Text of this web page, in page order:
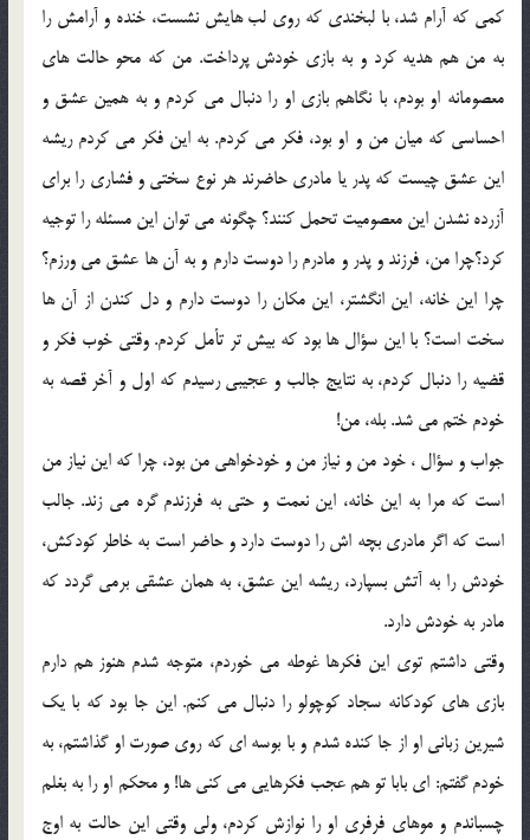
کمي که آرام شد، با لبخندي که روي لب هايش نشست، خنده و آرامش را
به من هم هديه کرد و به بازي خودش پرداخت. من که محو حالت هاي
معصومانه او بودم، با نگاهم بازي او را دنبال مي کردم و به همين عشق و
احساسي که ميان من و او بود، فکر مي کردم. به اين فکر مي کردم ريشه
اين عشق چيست که پدر يا مادري حاضرند هر نوع سختي و فشاري را براي
آزرده نشدن اين معصوميت تحمل کنند؟ چگونه مي توان اين مسئله را توجيه
کرد؟چرا من، فرزند و پدر و مادرم را دوست دارم و به آن ها عشق مي ورزم؟
چرا اين خانه، اين انگشتر، اين مکان را دوست دارم و دل کندن از آن ها
سخت است؟ با اين سؤال ها بود که بيش تر تأمل کردم. وقتي خوب فکر و
قضيه را دنبال کردم، به نتايج جالب و عجيبي رسيدم که اول و آخر قصه به
خودم ختم مي شد. بله، من!
جواب و سؤال ، خود من و نياز من و خودخواهي من بود، چرا که اين نياز من
است که مرا به اين خانه، اين نعمت و حتي به فرزندم گره مي زند. جالب
است که اگر مادري بچه اش را دوست دارد و حاضر است به خاطر کودکش،
خودش را به آتش بسپارد، ريشه اين عشق، به همان عشقي برمي گردد که
مادر به خودش دارد.
وقتي داشتم توي اين فکرها غوطه مي خوردم، متوجه شدم هنوز هم دارم
بازي هاي کودکانه سجاد کوچولو را دنبال مي کنم. اين جا بود که با يک
شيرين زباني او از جا کنده شدم و با بوسه اي که روي صورت او گذاشتم، به
خودم گفتم: اي بابا تو هم عجب فکرهايي مي کني ها! و محکم او را به بغلم
چسباندم و موهاي فرفري او را نوازش کردم، ولي وقتي اين حالت به اوج